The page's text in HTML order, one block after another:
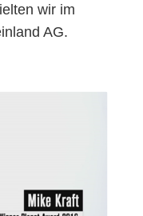
wir im
AG.